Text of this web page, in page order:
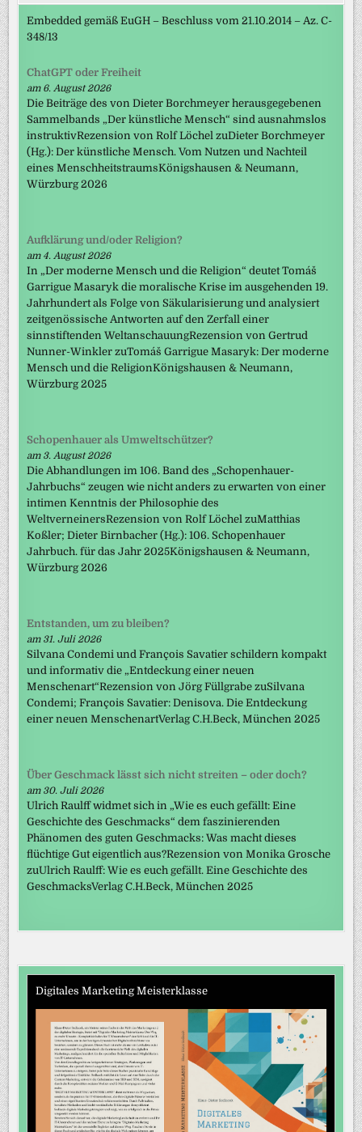
Embedded gemäß EuGH – Beschluss vom 21.10.2014 – Az. C-
348/13
ChatGPT oder Freiheit
am 6. August 2026
Die Beiträge des von Dieter Borchmeyer herausgegebenen
Sammelbands „Der künstliche Mensch“ sind ausnahmslos
instruktivRezension von Rolf Löchel zuDieter Borchmeyer
(Hg.): Der künstliche Mensch. Vom Nutzen und Nachteil
eines MenschheitstraumsKönigshausen & Neumann,
Würzburg 2026
Aufklärung und/oder Religion?
am 4. August 2026
In „Der moderne Mensch und die Religion“ deutet Tomáš
Garrigue Masaryk die moralische Krise im ausgehenden 19.
Jahrhundert als Folge von Säkularisierung und analysiert
zeitgenössische Antworten auf den Zerfall einer
sinnstiftenden WeltanschauungRezension von Gertrud
Nunner-Winkler zuTomáš Garrigue Masaryk: Der moderne
Mensch und die ReligionKönigshausen & Neumann,
Würzburg 2025
Schopenhauer als Umweltschützer?
am 3. August 2026
Die Abhandlungen im 106. Band des „Schopenhauer-
Jahrbuchs“ zeugen wie nicht anders zu erwarten von einer
intimen Kenntnis der Philosophie des
WeltverneinersRezension von Rolf Löchel zuMatthias
Koßler; Dieter Birnbacher (Hg.): 106. Schopenhauer
Jahrbuch. für das Jahr 2025Königshausen & Neumann,
Würzburg 2026
Entstanden, um zu bleiben?
am 31. Juli 2026
Silvana Condemi und François Savatier schildern kompakt
und informativ die „Entdeckung einer neuen
Menschenart“Rezension von Jörg Füllgrabe zuSilvana
Condemi; François Savatier: Denisova. Die Entdeckung
einer neuen MenschenartVerlag C.H.Beck, München 2025
Über Geschmack lässt sich nicht streiten – oder doch?
am 30. Juli 2026
Ulrich Raulff widmet sich in „Wie es euch gefällt: Eine
Geschichte des Geschmacks“ dem faszinierenden
Phänomen des guten Geschmacks: Was macht dieses
flüchtige Gut eigentlich aus?Rezension von Monika Grosche
zuUlrich Raulff: Wie es euch gefällt. Eine Geschichte des
GeschmacksVerlag C.H.Beck, München 2025
Digitales Marketing Meisterklasse